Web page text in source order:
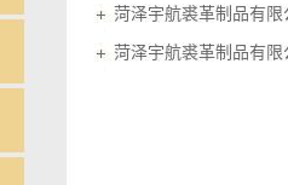
菏泽宇航裘革制品有限
菏泽宇航裘革制品有限